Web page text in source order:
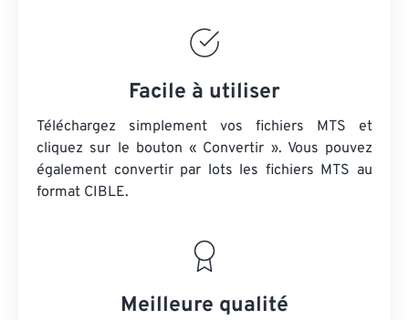
Facile à utiliser
Téléchargez simplement vos fichiers MTS et
cliquez sur le bouton « Convertir ». Vous pouvez
également convertir par lots les fichiers MTS au
format CIBLE.
Meilleure qualité